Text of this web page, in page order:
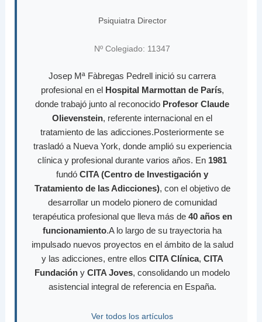
Psiquiatra Director
Nº Colegiado: 11347
Josep Mª Fàbregas Pedrell inició su carrera
profesional en el Hospital Marmottan de París,
donde trabajó junto al reconocido Profesor Claude
Olievenstein, referente internacional en el
tratamiento de las adicciones.Posteriormente se
trasladó a Nueva York, donde amplió su experiencia
clínica y profesional durante varios años. En 1981
fundó CITA (Centro de Investigación y
Tratamiento de las Adicciones), con el objetivo de
desarrollar un modelo pionero de comunidad
terapéutica profesional que lleva más de 40 años en
funcionamiento.A lo largo de su trayectoria ha
impulsado nuevos proyectos en el ámbito de la salud
y las adicciones, entre ellos CITA Clínica, CITA
Fundación y CITA Joves, consolidando un modelo
asistencial integral de referencia en España.
Ver todos los artículos